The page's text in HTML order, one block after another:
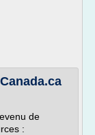
de
: